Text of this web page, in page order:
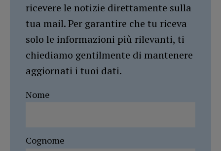
ricevere le notizie direttamente sulla
tua mail. Per garantire che tu riceva
solo le informazioni più rilevanti, ti
chiediamo gentilmente di mantenere
aggiornati i tuoi dati.
Nome
Cognome